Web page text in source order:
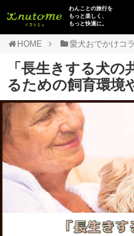
イヌトミィ
わんことの旅行を
もっと楽しく、
もっと快適に。
HOME 愛犬おでかけコ
「長生きする犬
るための飼育環境